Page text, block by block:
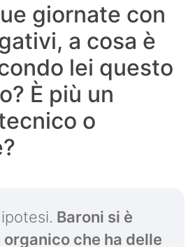
giornate con
a cosa è
lei questo
È più un
o
Baroni si è
che ha delle